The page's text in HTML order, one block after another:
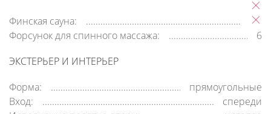
Финская сауна:
Форсунок для спинного массажа:
6
ЭКСТЕРЬЕР И ИНТЕРЬЕР
Форма:
прямоугольные
Вход:
спереди